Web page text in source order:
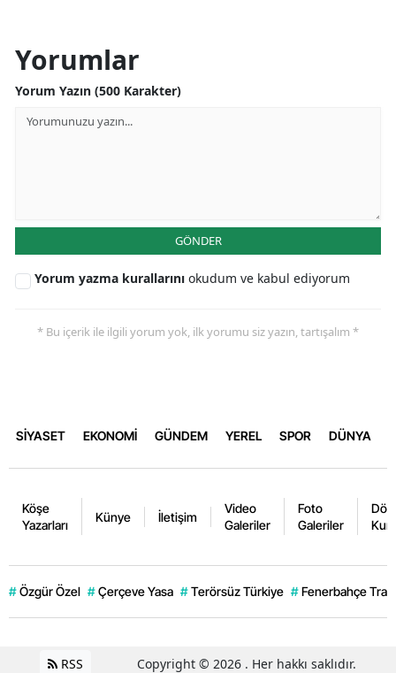
Yorumlar
Yorum Yazın (500 Karakter)
GÖNDER
Yorum yazma kurallarını okudum ve kabul ediyorum
* Bu içerik ile ilgili yorum yok, ilk yorumu siz yazın, tartışalım *
SİYASET EKONOMİ GÜNDEM YEREL SPOR DÜNYA
Köşe
Yazarları
Künye İletişim
Video
Galeriler
Foto
Galeriler
# Özgür Özel # Çerçeve Yasa # Terörsüz Türkiye # Fenerbahçe
RSS Copyright © 2026 . Her hakkı saklıdır.